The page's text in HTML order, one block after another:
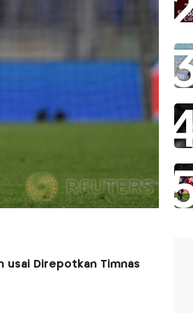
usai Direpotkan Timnas